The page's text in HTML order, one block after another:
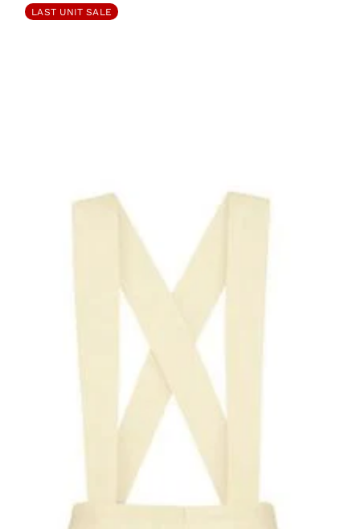
LAST UNIT SALE